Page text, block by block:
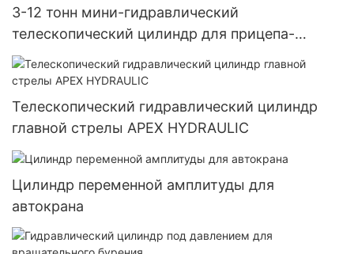
3-12 тонн мини-гидравлический
телескопический цилиндр для прицепа-
свалки
Телескопический гидравлический цилиндр
главной стрелы APEX HYDRAULIC
Цилиндр переменной амплитуды для
автокрана